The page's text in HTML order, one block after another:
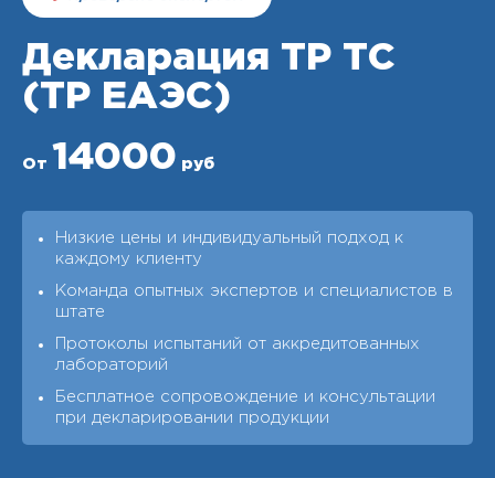
Декларация ТР ТС
(ТР ЕАЭС)
От 14000 руб
Низкие цены и индивидуальный подход к
каждому клиенту
Команда опытных экспертов и специалистов в
штате
Протоколы испытаний от аккредитованных
лабораторий
Бесплатное сопровождение и консультации
при декларировании продукции